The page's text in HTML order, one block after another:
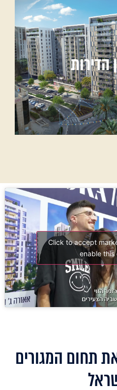
הדירות
Click to accept
enable this
תחום המגורים